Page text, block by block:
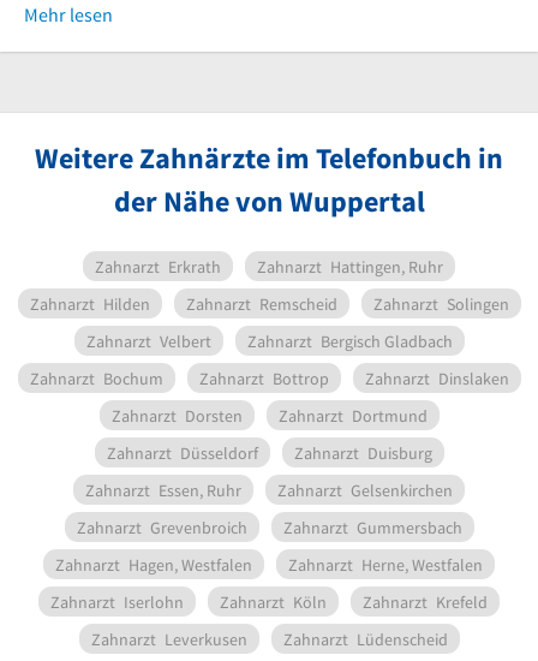
Mehr lesen
Weitere Zahnärzte im Telefonbuch in
der Nähe von Wuppertal
Zahnarzt Erkrath Zahnarzt Hattingen, Ruhr
Zahnarzt Hilden Zahnarzt Remscheid Zahnarzt Solingen
Zahnarzt Velbert Zahnarzt Bergisch Gladbach
Zahnarzt Bochum Zahnarzt Bottrop Zahnarzt Dinslaken
Zahnarzt Dorsten Zahnarzt Dortmund
Zahnarzt Düsseldorf Zahnarzt Duisburg
Zahnarzt Essen, Ruhr Zahnarzt Gelsenkirchen
Zahnarzt Grevenbroich Zahnarzt Gummersbach
Zahnarzt Hagen, Westfalen Zahnarzt Herne, Westfalen
Zahnarzt Iserlohn Zahnarzt Köln Zahnarzt Krefeld
Zahnarzt Leverkusen Zahnarzt Lüdenscheid